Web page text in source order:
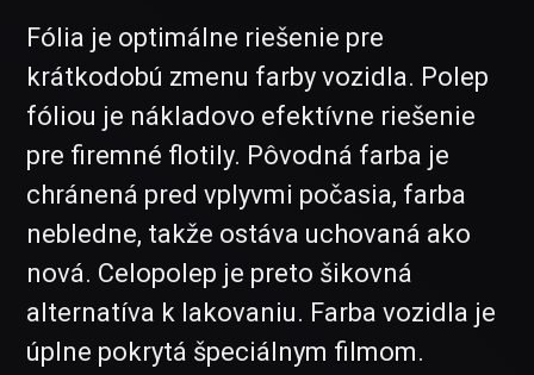
Fólia je optimálne riešenie pre
krátkodobú zmenu farby vozidla. Polep
fóliou je nákladovo efektívne riešenie
pre firemné flotily. Pôvodná farba je
chránená pred vplyvmi počasia, farba
nebledne, takže ostáva uchovaná ako
nová. Celopolep je preto šikovná
alternatíva k lakovaniu. Farba vozidla je
úplne pokrytá špeciálnym filmom.